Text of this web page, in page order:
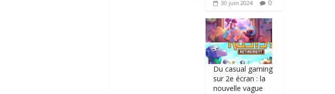
30 juin 2024 0
Du casual gaming
sur 2e écran : la
nouvelle vague